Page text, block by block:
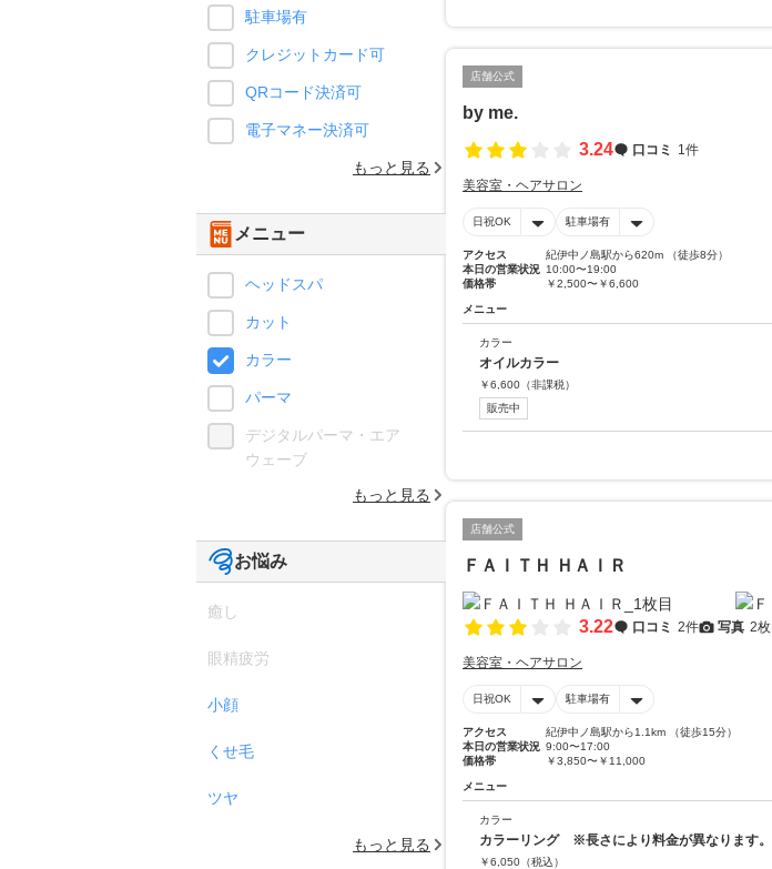
店舗公式
by me.
3.24
口コミ 1件
美容室・ヘアサロン
日祝OK 駐車場有
アクセス
紀伊中ノ島駅から620m （徒歩8分）
本日の営業状況 10:00〜19:00
価格帯
￥2,500〜￥6,600
メニュー
カラー
オイルカラー
￥6,600 （非課税）
販売中
店舗公式
ＦＡＩＴＨ ＨＡＩＲ
3.22 口コミ 2件 写真 2枚
美容室・ヘアサロン
日祝OK 駐車場有
アクセス
紀伊中ノ島駅から1.1km （徒歩15分）
本日の営業状況 9:00〜17:00
価格帯
￥3,850〜￥11,000
メニュー
カラー
カラーリング ※長さにより料金が異なります。
￥6,050 （税込）
駐車場有
クレジットカード可
QRコード決済可
電子マネー決済可
もっと見る
メニュー
ヘッドスパ
カット
カラー
パーマ
デジタルパーマ・エア
ウェーブ
もっと見る
お悩み
癒し
眼精疲労
小顔
くせ毛
ツヤ
もっと見る